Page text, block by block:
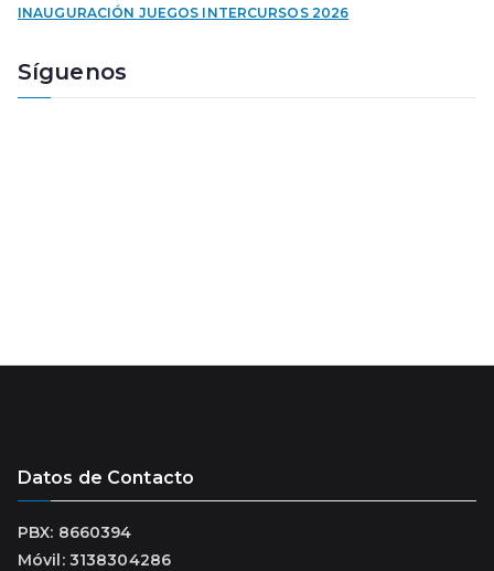
r
a
u
INAUGURACIÓN JUEGOS INTERCURSOS 2026
Síguenos
Datos de Contacto
PBX: 8660394
Móvil: 3138304286